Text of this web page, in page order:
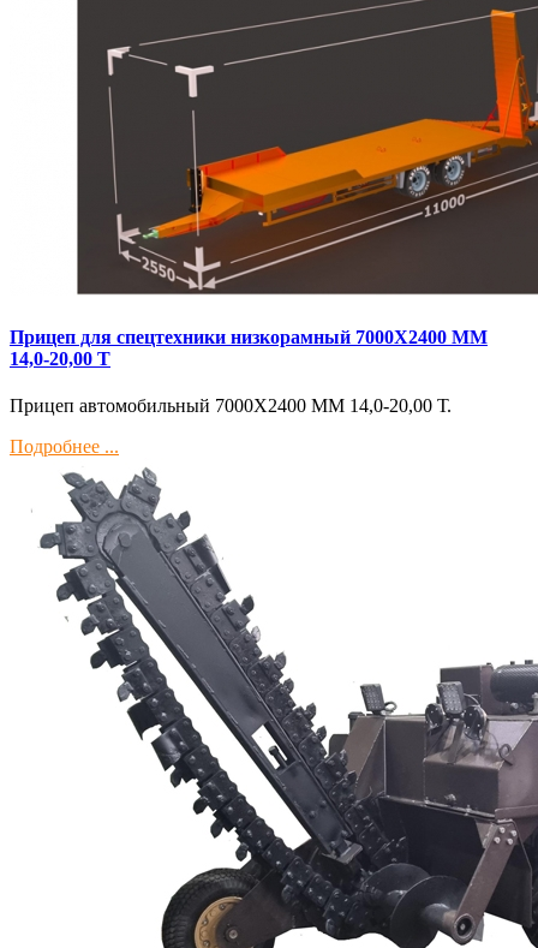
Прицеп для спецтехники низкорамный 7000Х2400 ММ
14,0-20,00 Т
Прицеп автомобильный 7000Х2400 ММ 14,0-20,00 Т.
Подробнее ...